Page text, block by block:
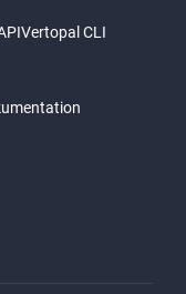
Vertopal CLI